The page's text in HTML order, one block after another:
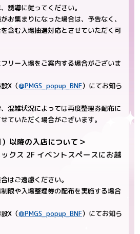
誘導に従ってください。
お集まりになった場合は、予告なく、
含む入場抽選対応とさせていただく可
リー入場をご案内する場合がございま
X（@PMGS_popup_BNF）にてお知ら
混雑状況によっては再度整理券配布に
ていただく場合がございます。
以降の入店について＞
クス 2F イベントスペースにお越
はご遠慮ください。
限や入場整理券の配布を実施する場合
X（@PMGS_popup_BNF）にてお知ら